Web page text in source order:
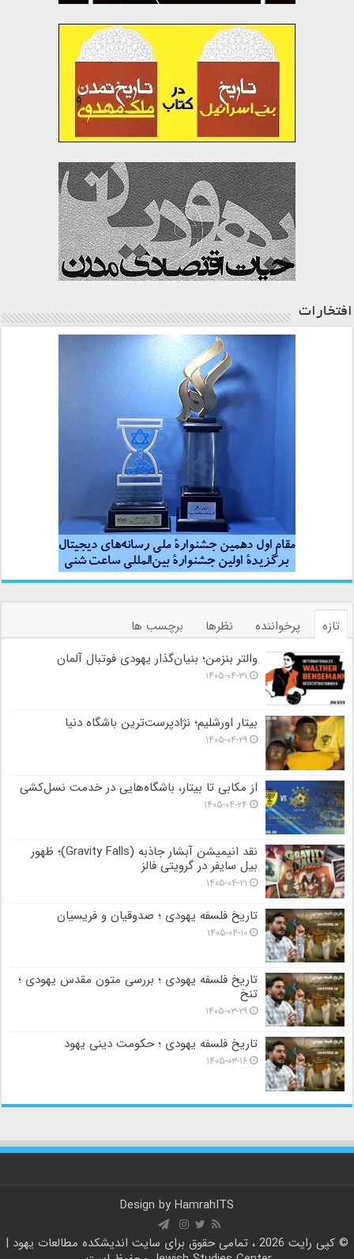
افتخارات
تازه پرخواننده نظرها
برچسب ها
والتر بنزمن؛ بنیان‌گذار یهودی فوتبال آلمان
۱۴۰۵-۰۴-۳۱
بیتار اورشلیم؛ نژادپرست‌ترین باشگاه دنیا
۱۴۰۵-۰۴-۲۹
از مکابی تا بیتار، باشگاه‌هایی در خدمت نسل‌کشی
۱۴۰۵-۰۴-۲۴
نقد انیمیشن آبشار جاذبه (Gravity Falls)؛ ظهور
بیل سایفر در گرویتی فالز
۱۴۰۵-۰۴-۲۱
تاریخ فلسفه یهودی ؛ صدوقیان و فریسیان
۱۴۰۵-۰۴-۱۰
تاریخ فلسفه یهودی ؛ بررسی متون مقدس یهودی ؛
تنخ
۱۴۰۵-۰۳-۲۹
تاریخ فلسفه یهودی ؛ حکومت دینی یهود
۱۴۰۵-۰۳-۱۶
Design by HamrahITS
© کپی رایت 2026 ، تمامی حقوق برای سایت
اندیشکده مطالعات یهود |